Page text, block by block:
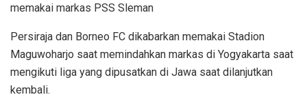
memakai markas PSS Sleman
Persiraja dan Borneo FC dikabarkan memakai Stadion
Maguwoharjo saat memindahkan markas di Yogyakarta saat
mengikuti liga yang dipusatkan di Jawa saat dilanjutkan
kembali.